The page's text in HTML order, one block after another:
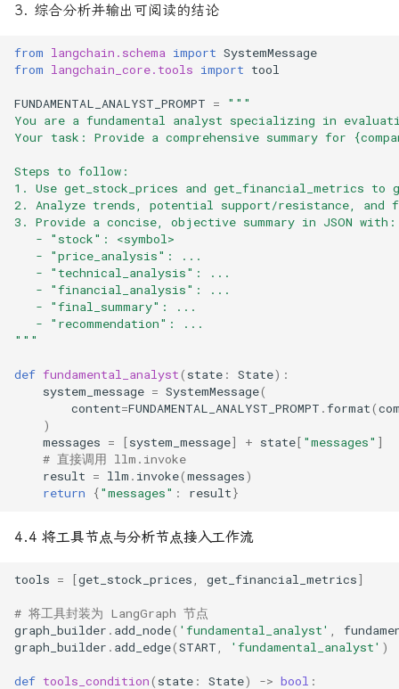
3. 综合分析并输出可阅读的结论
from langchain.schema import SystemMessage
from langchain_core.tools import tool
FUNDAMENTAL_ANALYST_PROMPT =
"""
You are a fundamental analyst specializing in
Your task: Provide a comprehensive summary for
Steps to follow:
1. Use get_stock_prices and get_financial_metrics to
2. Analyze trends, potential support/resistance, and
3. Provide a concise, objective summary in JSON with:
   - "stock": <symbol>
   - "price_analysis": ...
   - "technical_analysis": ...
   - "financial_analysis": ...
   - "final_summary": ...
   - "recommendation": ...
"""
def fundamental_analyst( state : State):
system_message = SystemMessage(
content=FUNDAMENTAL_ANALYST_PROMPT .format(
)
messages = [system_message] + state [ "messages" ]
# 直接调用 llm.invoke
result = llm . invoke(messages)
return
{"messages" : result}
4.4 将工具节点与分析节点接入工作流
tools = [get_stock_prices, get_financial_metrics]
# 将工具封装为 LangGraph 节点
graph_builder . add_node( 'fundamental_analyst' ,
graph_builder . add_edge(START, 'fundamental_analyst' )
def tools_condition( state : State) -> bool :